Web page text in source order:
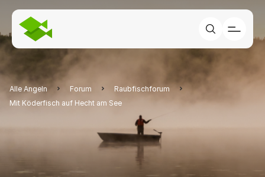
Alle Angeln Forum
Raubfischforum
Mit Köderfisch auf Hecht am See